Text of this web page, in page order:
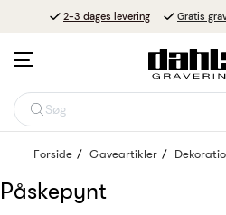
2-3 dages levering Gratis
Søg
Forside Gaveartikler
Påskepynt